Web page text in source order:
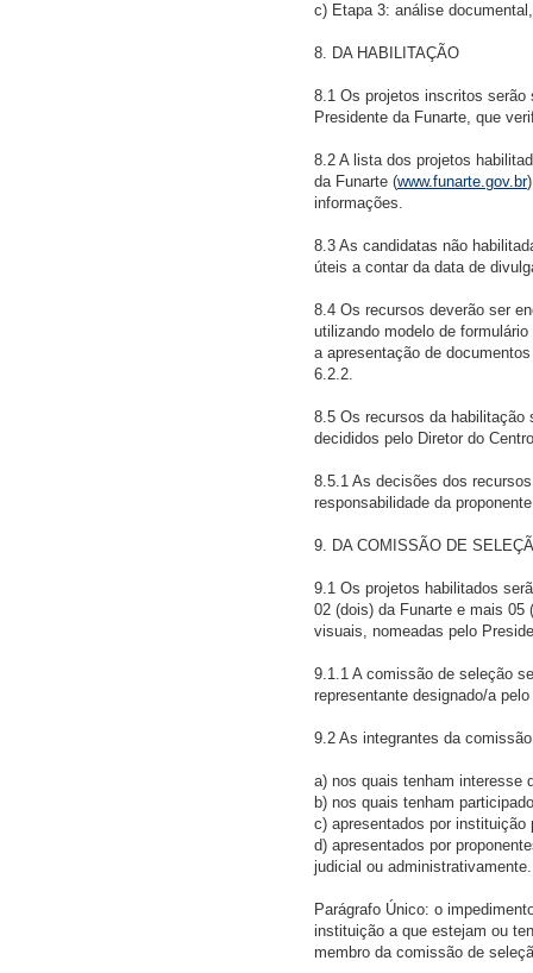
c) Etapa 3: análise
8. DA HABILITAÇÃO
8.1 Os projetos inscritos serão
Presidente da Funarte, que
8.2 A lista dos projetos
da Funarte (www.funarte.gov.br
informações.
8.3 As candidatas não
úteis a contar da data de
8.4 Os recursos deverão ser
utilizando modelo de
a apresentação de
6.2.2.
8.5 Os recursos da habilitação
decididos pelo Diretor do
8.5.1 As decisões dos
responsabilidade da
9. DA COMISSÃO DE
9.1 Os projetos habilitados
02 (dois) da Funarte e mais
visuais, nomeadas pelo
9.1.1 A comissão de seleção
representante designado/a
9.2 As integrantes da
a) nos quais tenham interesse
b) nos quais tenham
c) apresentados por
d) apresentados por
judicial ou administrativamente.
Parágrafo Único: o
instituição a que estejam ou
membro da comissão de